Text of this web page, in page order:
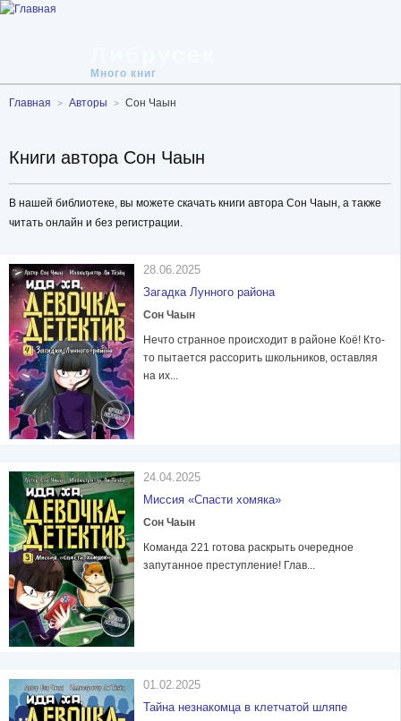
Много книг
Главная Авторы Сон Чаын
Книги автора Сон Чаын
В нашей библиотеке, вы можете скачать книги автора Сон Чаын, а также
читать онлайн и без регистрации.
28.06.2025
Загадка Лунного района
Сон Чаын
Нечто странное происходит в районе Коё! Кто-
то пытается рассорить школьников, оставляя
на их...
24.04.2025
Миссия «Спасти хомяка»
Сон Чаын
Команда 221 готова раскрыть очередное
запутанное преступление! Глав...
01.02.2025
Тайна незнакомца в клетчатой шляпе